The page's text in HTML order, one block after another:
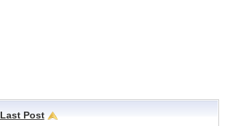
Last Post